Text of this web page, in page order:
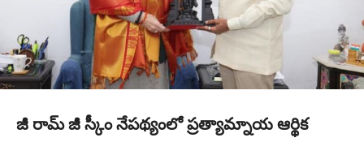
జీ రామ్ జీ స్కీం నేపథ్యంలో ప్రత్యామ్నాయ ఆర్థిక